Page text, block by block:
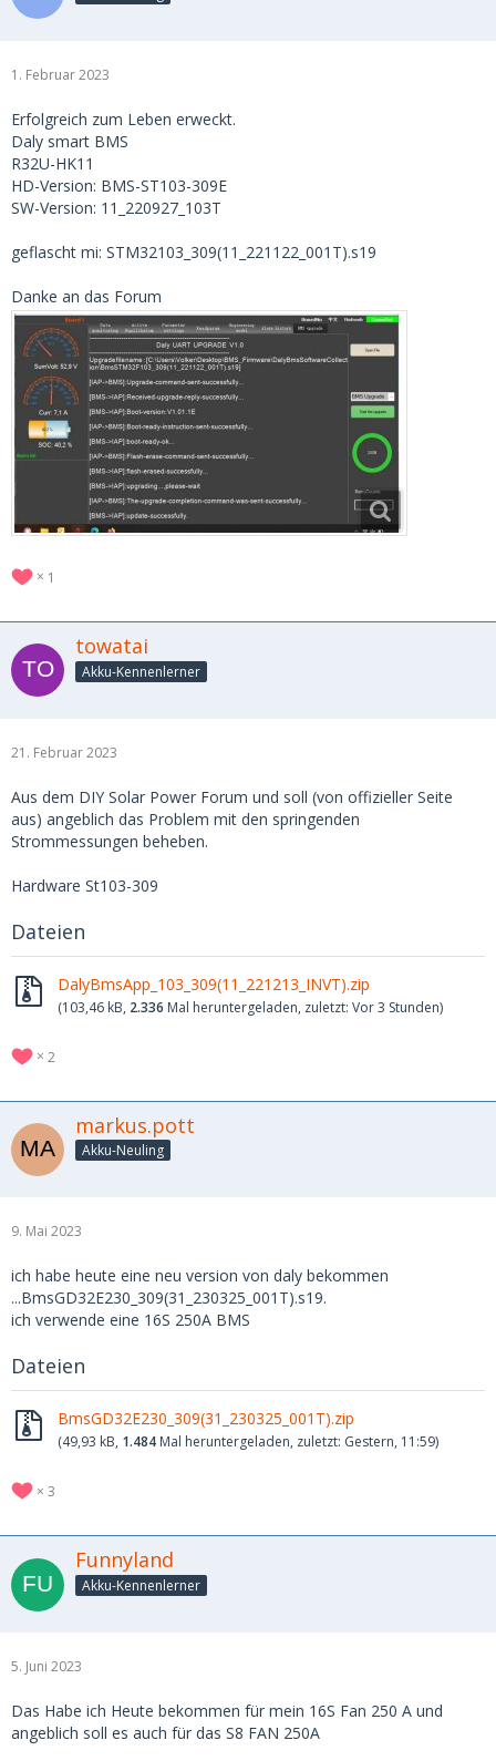
1. Februar 2023
Erfolgreich zum Leben erweckt.
Daly smart BMS
R32U-HK11
HD-Version: BMS-ST103-309E
SW-Version: 11_220927_103T
geflascht mi: STM32103_309(11_221122_001T).s19
Danke an das Forum
1
towatai
Akku-Kennenlerner
21. Februar 2023
Aus dem DIY Solar Power Forum und soll (von offizieller Seite
aus) angeblich das Problem mit den springenden
Strommessungen beheben.
Hardware St103-309
Dateien
DalyBmsApp_103_309(11_221213_INVT).zip
(103,46 kB, 2.336 Mal heruntergeladen, zuletzt: Vor 3 Stunden)
2
markus.pott
Akku-Neuling
9. Mai 2023
ich habe heute eine neu version von daly bekommen
...BmsGD32E230_309(31_230325_001T).s19.
ich verwende eine 16S 250A BMS
Dateien
BmsGD32E230_309(31_230325_001T).zip
(49,93 kB, 1.484 Mal heruntergeladen, zuletzt: Gestern, 11:59)
3
Funnyland
Akku-Kennenlerner
5. Juni 2023
Das Habe ich Heute bekommen für mein 16S Fan 250 A und
angeblich soll es auch für das S8 FAN 250A